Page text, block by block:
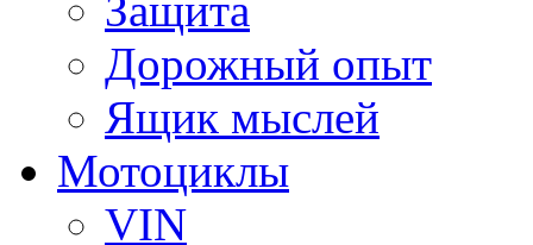
Дорожный опыт
Ящик мыслей
Мотоциклы
VIN